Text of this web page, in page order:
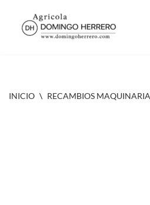
SALTAR
INICIO \ RECAMBIOS